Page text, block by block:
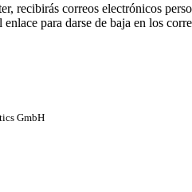
recibirás correos electrónicos
para darse de baja en los
GmbH